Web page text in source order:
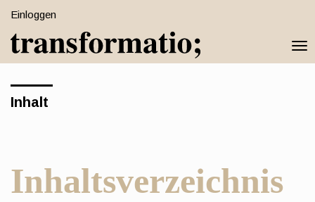
Schnell
zum
Seiteninhalt
Hauptnavigation
Einloggen
Inhalt
Inhaltsverzeichnis